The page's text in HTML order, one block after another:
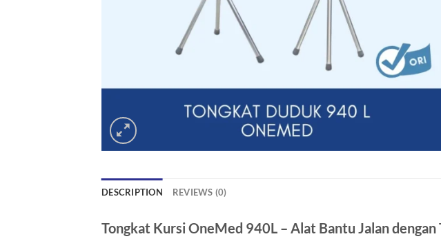
DESCRIPTION REVIEWS (0)
Tongkat Kursi OneMed 940L – Alat Bantu Jalan